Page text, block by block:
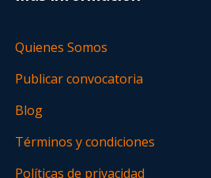
Quienes Somos
Publicar convocatoria
Blog
Términos y condiciones
Políticas de privacidad